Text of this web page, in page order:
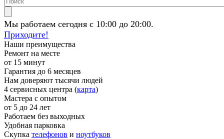
Мы работаем сегодня с 10:00 до 20:00.
Приходите!
Наши преимущества
Ремонт на месте
от 15 минут
Гарантия до 6 месяцев
Нам доверяют тысячи людей
4 сервисных центра (карта)
Мастера с опытом
от 5 до 24 лет
Работаем без выходных
Удобная парковка
Скупка телефонов и ноутбуков